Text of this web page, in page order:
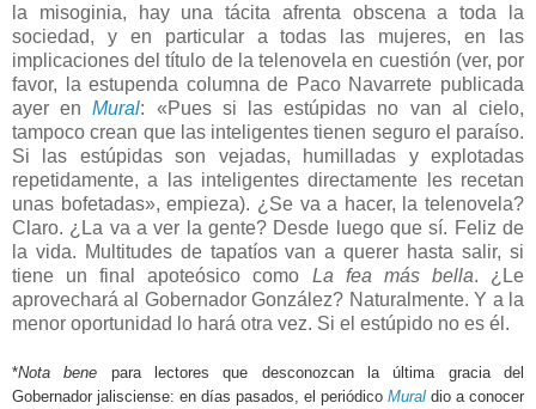
la misoginia, hay una tácita afrenta obscena a toda la
sociedad, y en particular a todas las mujeres, en las
implicaciones del título de la telenovela en cuestión (ver, por
favor, la estupenda columna de Paco Navarrete publicada
ayer enMural: «Pues si las estúpidas no van al cielo,
tampoco crean que las inteligentes tienen seguro el paraíso.
Si las estúpidas son vejadas, humilladas y explotadas
repetidamente, a las inteligentes directamente les recetan
unas bofetadas», empieza). ¿Se va a hacer, la telenovela?
Claro. ¿La va a ver la gente? Desde luego que sí. Feliz de
la vida. Multitudes de tapatíos van a querer hasta salir, si
tiene un final apoteósico como La fea más bella. ¿Le
aprovechará al Gobernador González? Naturalmente. Y a la
menor oportunidad lo hará otra vez. Si el estúpido no es él.
*Nota bene para lectores que desconozcan la última gracia del
Gobernador jalisciense: en días pasados, el periódico Mural dio a conocer